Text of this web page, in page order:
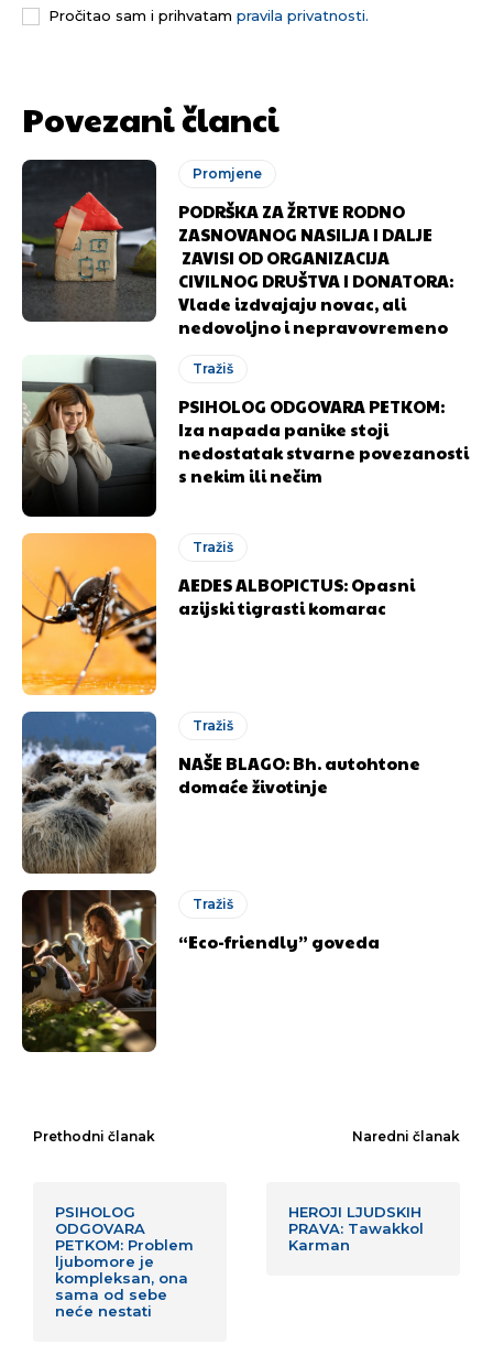
Pročitao sam i prihvatam pravila privatnosti.
Povezani članci
Promjene
PODRŠKA ZA ŽRTVE RODNO
ZASNOVANOG NASILJA I DALJE
ZAVISI OD ORGANIZACIJA
CIVILNOG DRUŠTVA I DONATORA:
Vlade izdvajaju novac, ali
nedovoljno i nepravovremeno
Tražiš
PSIHOLOG ODGOVARA PETKOM:
Iza napada panike stoji
nedostatak stvarne povezanosti
s nekim ili nečim
Tražiš
AEDES ALBOPICTUS: Opasni
azijski tigrasti komarac
Tražiš
NAŠE BLAGO: Bh. autohtone
domaće životinje
Tražiš
“Eco-friendly” goveda
Prethodni članak
PSIHOLOG
ODGOVARA
PETKOM: Problem
ljubomore je
kompleksan, ona
sama od sebe
neće nestati
Naredni članak
HEROJI LJUDSKIH
PRAVA: Tawakkol
Karman